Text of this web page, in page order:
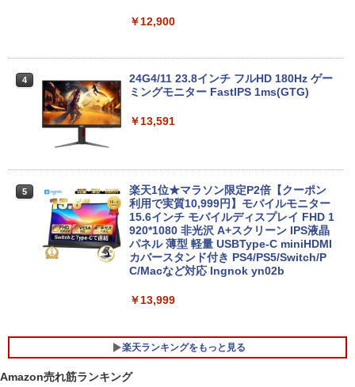
Wifi Windows11 office JIS 日本語キー
￥32,800
【マラソンセール期間中ポイント5倍】中
ows11 Lenovo ThinkPad L580 初期設
定済 すぐ使える 90日保証 送料無料
￥32,980
中古 HP EliteBook 840 G8 Core i5 1145
B 14インチ フルHD Windows11 Pro 4Q
コン 16gbメモリ 256gb ssd windows1
1プロ ノートPC14型 hpノートパソコン1
GMKtec GMK-K8 PLUS-32/1T-W11Pro
デスクトップPC Ryzen7 5700G メモリ1
6GB SSD1TB B550 グラボなし
￥148,700
￥12,900
4
24G4/11 23.8インチ フルHD 180Hz ゲー
ミングモニター FastIPS 1ms(GTG)
￥13,591
5
楽天1位★マラソン限定P2倍【クーポン
利用で実質10,999円】モバイルモニター
15.6インチ モバイルディスプレイ FHD 1
920*1080 非光沢 A+スクリーン IPS液晶
パネル 薄型 軽量 USBType-C miniHDMI
カバースタンド付き PS4/PS5/Switch/P
C/Macなど対応 Ingnok yn02b
￥13,999
楽天ランキングをもっと見る
Amazon売れ筋ランキング